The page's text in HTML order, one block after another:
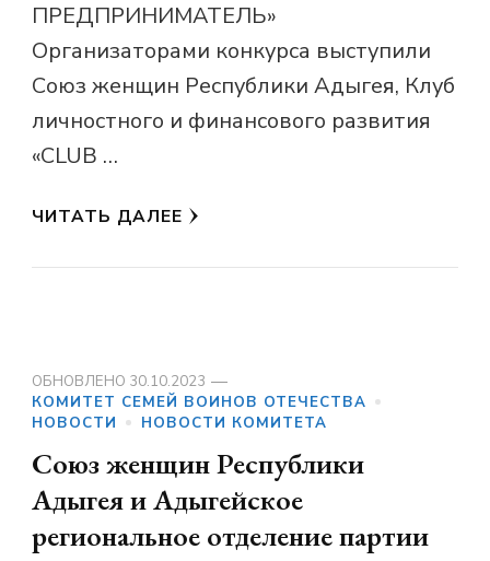
ПРЕДПРИНИМАТЕЛЬ»
Организаторами конкурса выступили
Союз женщин Республики Адыгея, Клуб
личностного и финансового развития
«CLUB …
ЧИТАТЬ ДАЛЕЕ
ОБНОВЛЕНО 30.10.2023
КОМИТЕТ СЕМЕЙ ВОИНОВ ОТЕЧЕСТВА
НОВОСТИ
НОВОСТИ КОМИТЕТА
Союз женщин Республики
Адыгея и Адыгейское
региональное отделение партии